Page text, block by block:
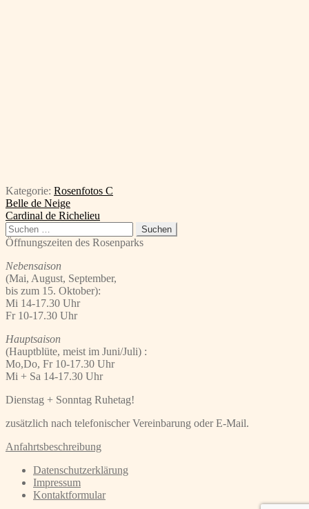
Kategorie: Rosenfotos C
Beitragsnavigation
Vorheriger
Beitrag:
Belle de Neige
Nächster
Beitrag:
Cardinal de Richelieu
Suchen
nach:
Öffnungszeiten des Rosenparks
Nebensaison
(Mai, August, September,
bis zum 15. Oktober):
Mi 14-17.30 Uhr
Fr 10-17.30 Uhr
Hauptsaison
(Hauptblüte, meist im Juni/Juli) :
Mo,Do, Fr 10-17.30 Uhr
Mi + Sa 14-17.30 Uhr
Dienstag + Sonntag Ruhetag!
zusätzlich nach telefonischer Vereinbarung oder E-Mail.
Anfahrtsbeschreibung
Datenschutzerklärung
Impressum
Kontaktformular